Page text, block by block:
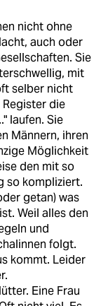
nicht ohne
auch oder
Sie
mit
selber nicht
Register die
laufen. Sie
Männern, ihren
Möglichkeit
den mit so
so kompliziert.
getan) was
Weil alles den
und
folgt.
kommt. Leider
Eine Frau